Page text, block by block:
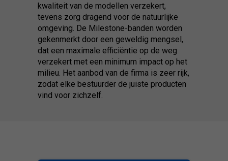
kwaliteit van de modellen verzekert,
tevens zorg dragend voor de natuurlijke
omgeving. De Milestone-banden worden
gekenmerkt door een geweldig mengsel,
dat een maximale efficiëntie op de weg
verzekert met een minimum impact op het
milieu. Het aanbod van de firma is zeer rijk,
zodat elke bestuurder de juiste producten
vind voor zichzelf.